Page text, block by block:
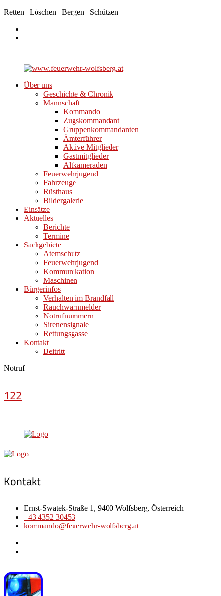
Retten | Löschen | Bergen | Schützen
Über uns
Geschichte & Chronik
Mannschaft
Kommando
Zugskommandant
Gruppenkommandanten
Ämterführer
Aktive Mitglieder
Gastmitglieder
Altkameraden
Feuerwehrjugend
Fahrzeuge
Rüsthaus
Bildergalerie
Einsätze
Aktuelles
Berichte
Termine
Sachgebiete
Atemschutz
Feuerwehrjugend
Kommunikation
Maschinen
Bürgerinfos
Verhalten im Brandfall
Rauchwarnmelder
Notrufnummern
Sirenensignale
Rettungsgasse
Kontakt
Beitritt
Notruf
122
Kontakt
Ernst-Swatek-Straße 1, 9400 Wolfsberg, Österreich
+43 4352 30453
kommando@feuerwehr-wolfsberg.at